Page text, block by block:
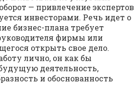
— привлечение экспертов
инвесторами. Речь идет о
бизнес-плана требует
фирмы или
открыть свое дело.
лично, он как бы
деятельность,
и обоснованность